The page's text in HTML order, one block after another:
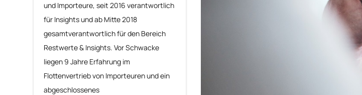
und Importeure, seit 2016 verantwortlich
für Insights und ab Mitte 2018
gesamtverantwortlich für den Bereich
Restwerte & Insights. Vor Schwacke
liegen 9 Jahre Erfahrung im
Flottenvertrieb von Importeuren und ein
abgeschlossenes